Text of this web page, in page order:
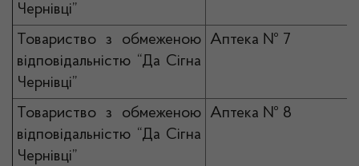
Чернівці”
Товариство з обмеженою
відповідальністю “Да Сігна
Чернівці”
Аптека № 7
Товариство з обмеженою
відповідальністю “Да Сігна
Чернівці”
Аптека № 8